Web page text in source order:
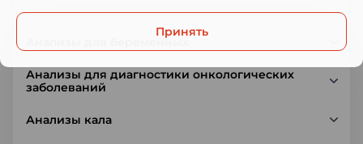
Анализы для беременных
Анализы для диагностики онкологических
заболеваний
Анализы кала
Принять